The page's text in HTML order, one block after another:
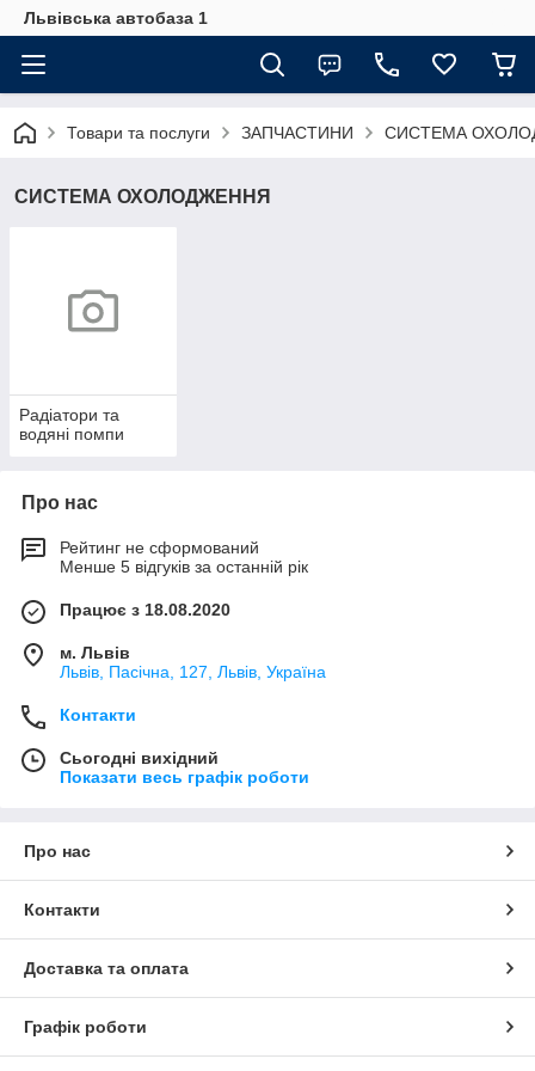
Львівська автобаза 1
Товари та послуги ЗАПЧАСТИНИ СИСТЕМА
СИСТЕМА ОХОЛОДЖЕННЯ
Радіатори та
водяні помпи
Про нас
Рейтинг не сформований
Менше 5 відгуків за останній рік
Працює з 18.08.2020
м. Львів
Львів, Пасічна, 127, Львів, Україна
Контакти
Сьогодні вихідний
Показати весь графік роботи
Про нас
Контакти
Доставка та оплата
Графік роботи